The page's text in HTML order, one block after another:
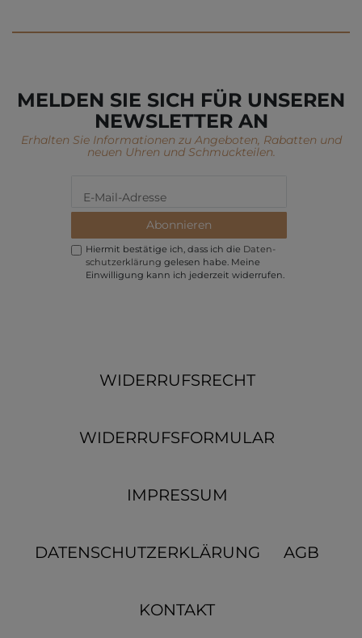
MELDEN SIE SICH FÜR UNSEREN
NEWSLETTER AN
Erhalten Sie Informationen zu Angeboten, Rabatten und
neuen Uhren und Schmuckteilen.
Abonnieren
Hiermit bestätige ich, dass ich die Daten­
schutz­erklärung gelesen habe. Meine
Einwilligung kann ich jederzeit widerrufen.
WIDERRUFSRECHT
WIDERRUFSFORMULAR
IMPRESSUM
DATENSCHUTZERKLÄRUNG AGB
KONTAKT